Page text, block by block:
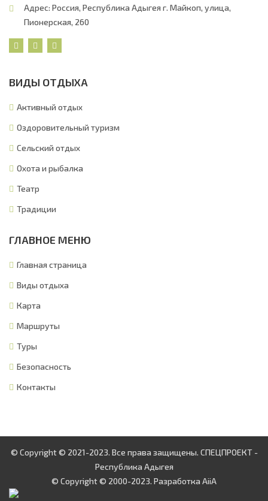
Адрес: Россия, Республика Адыгея г. Майкоп, улица,
Пионерская, 260
ВИДЫ ОТДЫХА
Активный отдых
Оздоровительный туризм
Сельский отдых
Охота и рыбалка
Театр
Традиции
ГЛАВНОЕ МЕНЮ
Главная страница
Виды отдыха
Карта
Маршруты
Туры
Безопасность
Контакты
© Copyright © 2021-2023. Все права защищены. СПЕЦПРОЕКТ -
Республика Адыгея
© Copyright © 2000-2023. Разработка AiiA